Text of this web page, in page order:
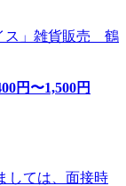
ス」雑貨販売 鶴
円〜1,500円
しては、面接時